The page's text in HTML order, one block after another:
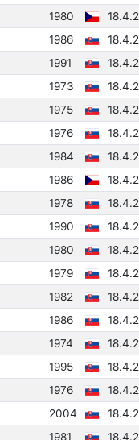
1980
1986
1991
1973
1975
1976
1984
1986
1978
1990
1980
1979
1982
1986
1974
1995
1976
2004
1981